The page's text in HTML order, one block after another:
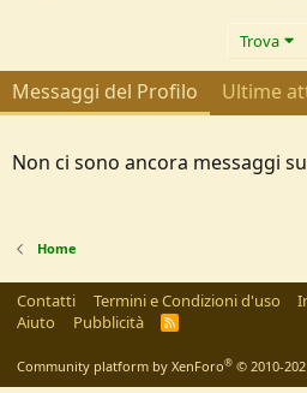
Trova
Messaggi del Profilo Ultime
Non ci sono ancora messaggi
Home
Contatti Termini e Condizioni d'uso
Aiuto
Pubblicità
R
Community platform by XenForo® © 2010-